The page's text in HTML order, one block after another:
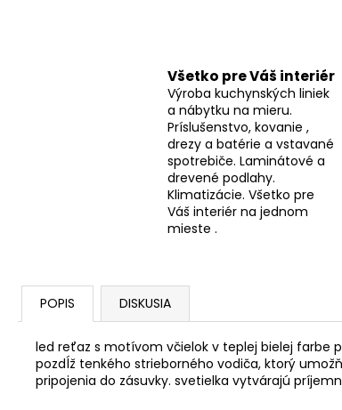
Všetko pre Váš interiér
Výroba kuchynských liniek
a nábytku na mieru.
Príslušenstvo, kovanie ,
drezy a batérie a vstavané
spotrebiče. Laminátové a
drevené podlahy.
Klimatizácie. Všetko pre
Váš interiér na jednom
mieste .
POPIS DISKUSIA
led reťaz s motívom včielok v teplej bielej farbe
pozdĺž tenkého strieborného vodiča, ktorý
pripojenia do zásuvky. svetielka vytvárajú